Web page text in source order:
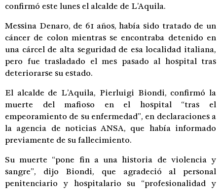
confirmó este lunes el alcalde de L’Aquila.
Messina Denaro, de 61 años, había sido tratado de un
cáncer de colon mientras se encontraba detenido en
una cárcel de alta seguridad de esa localidad italiana,
pero fue trasladado el mes pasado al hospital tras
deteriorarse su estado.
El alcalde de L’Aquila, Pierluigi Biondi, confirmó la
muerte del mafioso en el hospital “tras el
empeoramiento de su enfermedad”, en declaraciones a
la agencia de noticias ANSA, que había informado
previamente de su fallecimiento.
Su muerte “pone fin a una historia de violencia y
sangre”, dijo Biondi, que agradeció al personal
penitenciario y hospitalario su “profesionalidad y